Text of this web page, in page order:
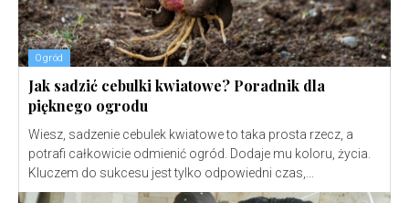
Ogród
Jak sadzić cebulki kwiatowe? Poradnik dla
pięknego ogrodu
Wiesz, sadzenie cebulek kwiatowe to taka prosta rzecz, a
potrafi całkowicie odmienić ogród. Dodaje mu koloru, życia.
Kluczem do sukcesu jest tylko odpowiedni czas,...